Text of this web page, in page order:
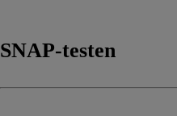
SNAP-testen